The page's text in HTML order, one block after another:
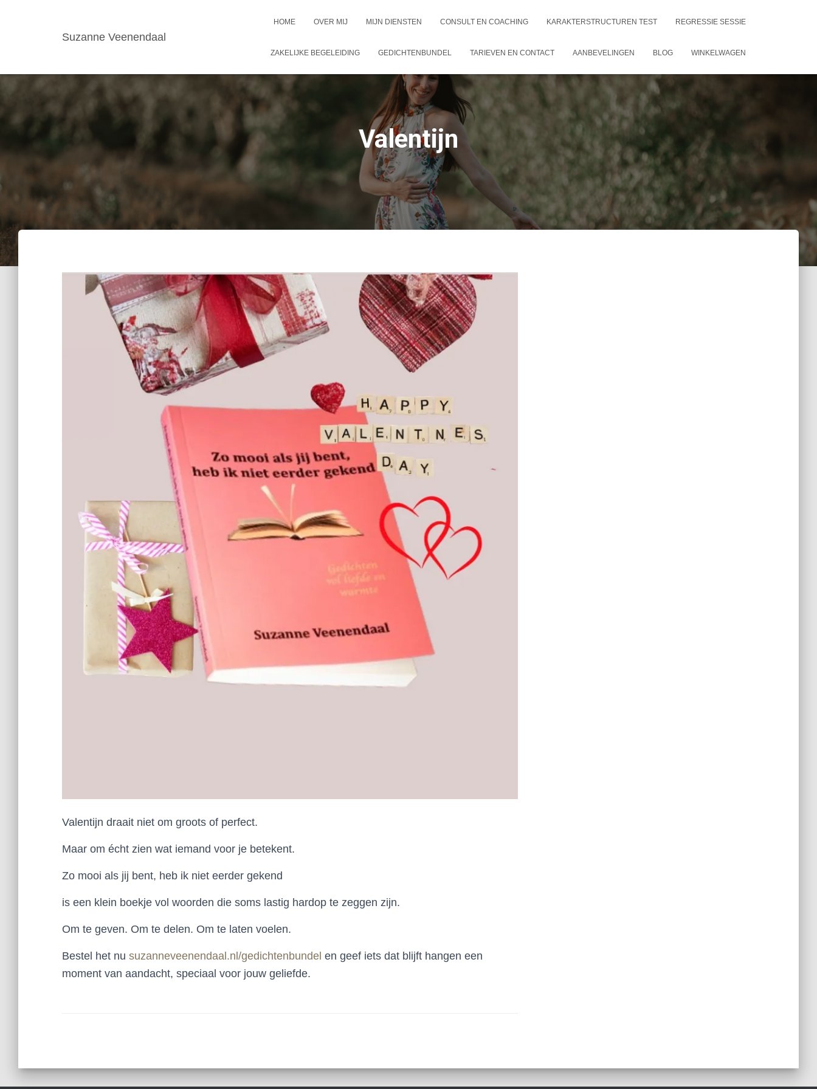
Suzanne Veenendaal
HOME OVER MIJ MIJN DIENSTEN CONSULT EN COACHING KARAKTERSTRUCTUREN TEST REGRESSIE SESSIE
ZAKELIJKE BEGELEIDING GEDICHTENBUNDEL TARIEVEN EN CONTACT AANBEVELINGEN BLOG WINKELWAGEN
Valentijn
Valentijn draait niet om groots of perfect.
Maar om écht zien wat iemand voor je betekent.
Zo mooi als jij bent, heb ik niet eerder gekend
is een klein boekje vol woorden die soms lastig hardop te zeggen zijn.
Om te geven. Om te delen. Om te laten voelen.
Bestel het nu suzanneveenendaal.nl/gedichtenbundel en geef iets dat blijft hangen een
moment van aandacht, speciaal voor jouw geliefde.